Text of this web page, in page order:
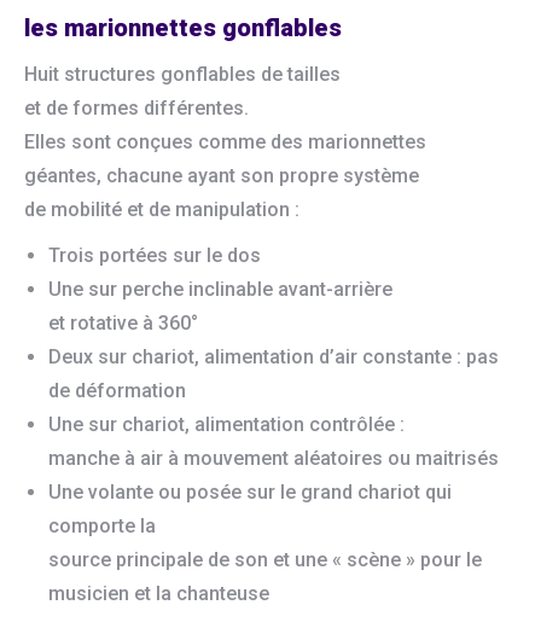
les marionnettes gonflables
Huit structures gonflables de tailles
et de formes différentes.
Elles sont conçues comme des marionnettes
géantes, chacune ayant son propre système
de mobilité et de manipulation :
Trois portées sur le dos
Une sur perche inclinable avant-arrière
et rotative à 360°
Deux sur chariot, alimentation d’air constante : pas
de déformation
Une sur chariot, alimentation contrôlée :
manche à air à mouvement aléatoires ou maitrisés
Une volante ou posée sur le grand chariot qui
comporte la
source principale de son et une « scène » pour le
musicien et la chanteuse